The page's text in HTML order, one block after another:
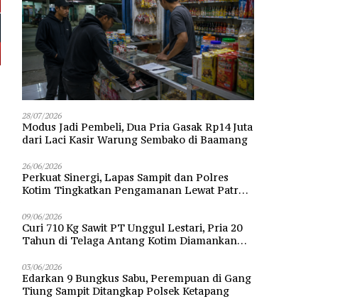
28/07/2026
Modus Jadi Pembeli, Dua Pria Gasak Rp14 Juta
dari Laci Kasir Warung Sembako di Baamang
26/06/2026
Perkuat Sinergi, Lapas Sampit dan Polres
Kotim Tingkatkan Pengamanan Lewat Patroli
09/06/2026
Curi 710 Kg Sawit PT Unggul Lestari, Pria 20
Tahun di Telaga Antang Kotim Diamankan
03/06/2026
Edarkan 9 Bungkus Sabu, Perempuan di Gang
Tiung Sampit Ditangkap Polsek Ketapang